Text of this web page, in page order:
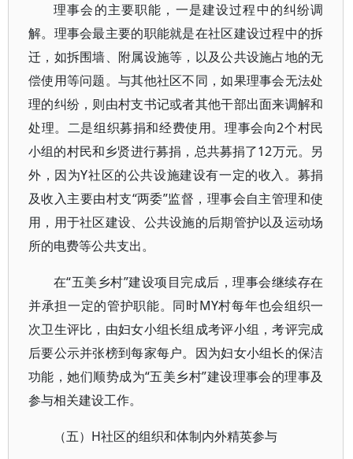
理事会的主要职能，一是建设过程中的纠纷调
解。理事会最主要的职能就是在社区建设过程中的拆
迁，如拆围墙、附属设施等，以及公共设施占地的无
偿使用等问题。与其他社区不同，如果理事会无法处
理的纠纷，则由村支书记或者其他干部出面来调解和
处理。二是组织募捐和经费使用。理事会向2个村民
小组的村民和乡贤进行募捐，总共募捐了12万元。另
外，因为Y社区的公共设施建设有一定的收入。募捐
及收入主要由村支“两委”监督，理事会自主管理和使
用，用于社区建设、公共设施的后期管护以及运动场
所的电费等公共支出。
在“五美乡村”建设项目完成后，理事会继续存在
并承担一定的管护职能。同时MY村每年也会组织一
次卫生评比，由妇女小组长组成考评小组，考评完成
后要公示并张榜到每家每户。因为妇女小组长的保洁
功能，她们顺势成为“五美乡村”建设理事会的理事及
参与相关建设工作。
（五）H社区的组织和体制内外精英参与